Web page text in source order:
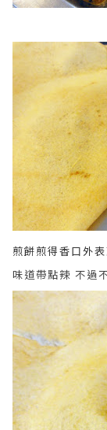
煎餅煎得香口外
味道帶點辣 不過